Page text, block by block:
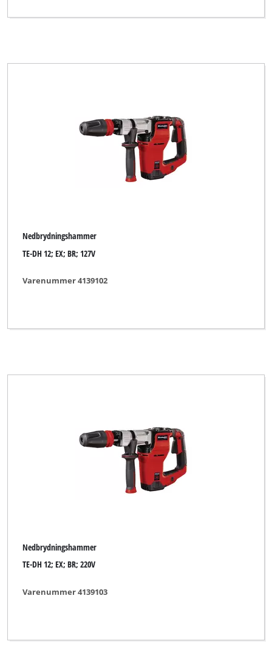
Nedbrydningshammer
TE-DH 12; EX; BR; 127V
Varenummer 4139102
Nedbrydningshammer
TE-DH 12; EX; BR; 220V
Varenummer 4139103